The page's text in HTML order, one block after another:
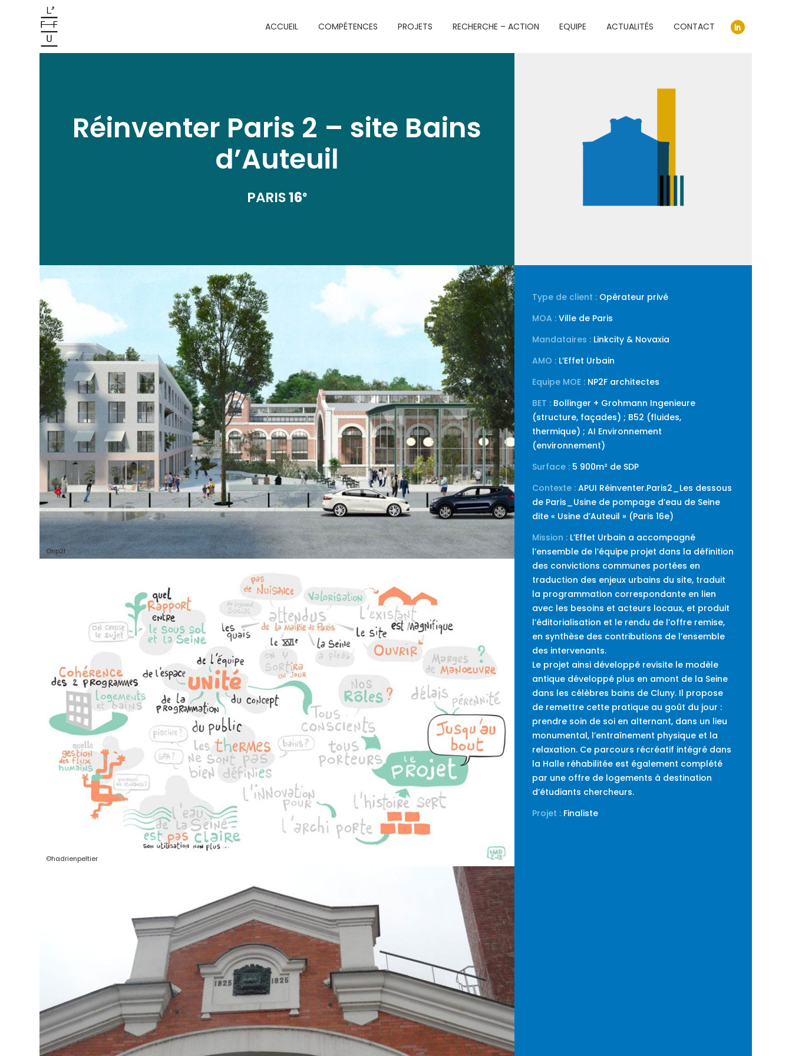
ACCUEIL COMPÉTENCES PROJETS RECHERCHE – ACTION EQUIPE ACTUALITÉS CONTACT
Réinventer Paris 2 – site Bains
d’Auteuil
PARIS16e
©np2f
©hadrienpeltier
Type de client : Opérateur privé
MOA : Ville de Paris
Mandataires : Linkcity & Novaxia
AMO : L’Effet Urbain
Equipe MOE : NP2F architectes
BET : Bollinger + Grohmann Ingenieure
(structure, façades) ; B52 (fluides,
thermique) ; AI Environnement
(environnement)
Surface : 5 900m² de SDP
Contexte :APUI Réinventer.Paris2_Les dessous
de Paris_Usine de pompage d’eau de Seine
dite « Usine d’Auteuil » (Paris 16e)
Mission : L’Effet Urbain a accompagné
l’ensemble de l’équipe projet dans la définition
des convictions communes portées en
traduction des enjeux urbains du site, traduit
la programmation correspondante en lien
avec les besoins et acteurs locaux, et produit
l’éditorialisation et le rendu de l’offre remise,
en synthèse des contributions de l’ensemble
des intervenants.
Le projet ainsi développé revisite le modèle
antique développé plus en amont de la Seine
dans les célèbres bains de Cluny. Il propose
de remettre cette pratique au goût du jour :
prendre soin de soi en alternant, dans un lieu
monumental, l’entraînement physique et la
relaxation. Ce parcours récréatif intégré dans
la Halle réhabilitée est également complété
par une offre de logements à destination
d’étudiants chercheurs.
Projet : Finaliste